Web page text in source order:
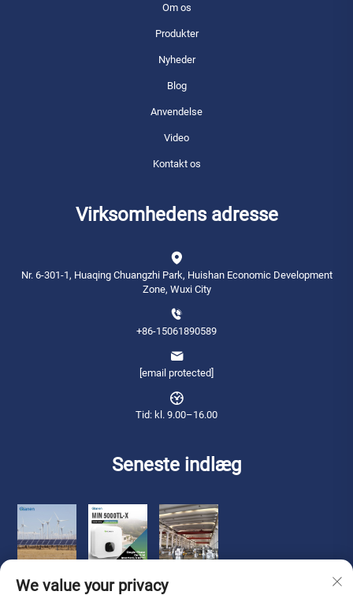
Om os
Produkter
Nyheder
Blog
Anvendelse
Video
Kontakt os
Virksomhedens adresse
Nr. 6-301-1, Huaqing Chuangzhi Park, Huishan Economic Development
Zone, Wuxi City
+86-15061890589
[email protected]
Tid: kl. 9.00–16.00
Seneste indlæg
We value your privacy